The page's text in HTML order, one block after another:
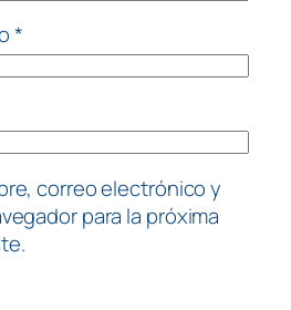
*
correo electrónico y
para la próxima